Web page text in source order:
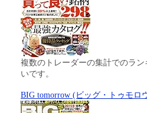
複数のトレーダーの集計でのラ
いです。
BIG tomorrow (ビッグ・トゥモロ